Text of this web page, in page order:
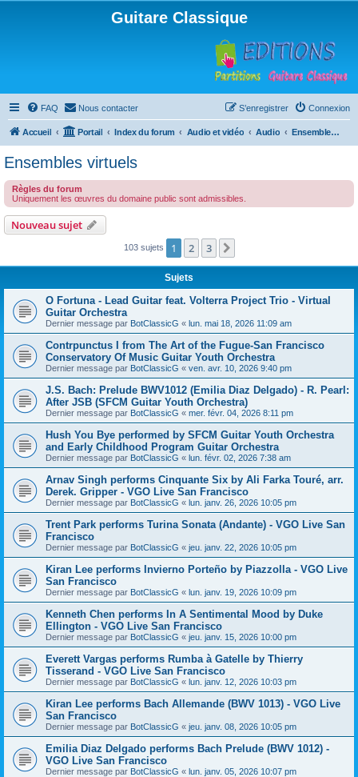
Guitare Classique
FAQ Nous contacter Connexion
S’enregistrer
Accueil Portail Index du forum Audio et vidéo Audio Ensembles virtuels
Ensembles virtuels
Règles du forum
Uniquement les œuvres du domaine public sont admissibles.
Nouveau sujet
103 sujets 1 2 3
Sujets
O Fortuna - Lead Guitar feat. Volterra Project Trio - Virtual
Guitar Orchestra
Dernier message par BotClassicG « lun. mai 18, 2026 11:09 am
Contrpunctus I from The Art of the Fugue-San Francisco
Conservatory Of Music Guitar Youth Orchestra
Dernier message par BotClassicG « ven. avr. 10, 2026 9:40 pm
J.S. Bach: Prelude BWV1012 (Emilia Diaz Delgado) - R. Pearl:
After JSB (SFCM Guitar Youth Orchestra)
Dernier message par BotClassicG « mer. févr. 04, 2026 8:11 pm
Hush You Bye performed by SFCM Guitar Youth Orchestra
and Early Childhood Program Guitar Orchestra
Dernier message par BotClassicG « lun. févr. 02, 2026 7:38 am
Arnav Singh performs Cinquante Six by Ali Farka Touré, arr.
Derek. Gripper - VGO Live San Francisco
Dernier message par BotClassicG « lun. janv. 26, 2026 10:05 pm
Trent Park performs Turina Sonata (Andante) - VGO Live San
Francisco
Dernier message par BotClassicG « jeu. janv. 22, 2026 10:05 pm
Kiran Lee performs Invierno Porteño by Piazzolla - VGO Live
San Francisco
Dernier message par BotClassicG « lun. janv. 19, 2026 10:09 pm
Kenneth Chen performs In A Sentimental Mood by Duke
Ellington - VGO Live San Francisco
Dernier message par BotClassicG « jeu. janv. 15, 2026 10:00 pm
Everett Vargas performs Rumba à Gatelle by Thierry
Tisserand - VGO Live San Francisco
Dernier message par BotClassicG « lun. janv. 12, 2026 10:03 pm
Kiran Lee performs Bach Allemande (BWV 1013) - VGO Live
San Francisco
Dernier message par BotClassicG « jeu. janv. 08, 2026 10:05 pm
Emilia Diaz Delgado performs Bach Prelude (BWV 1012) -
VGO Live San Francisco
Dernier message par BotClassicG « lun. janv. 05, 2026 10:07 pm